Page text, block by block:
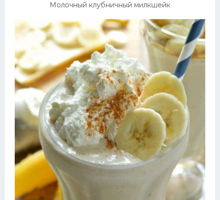
Молочный клубничный милкшейк